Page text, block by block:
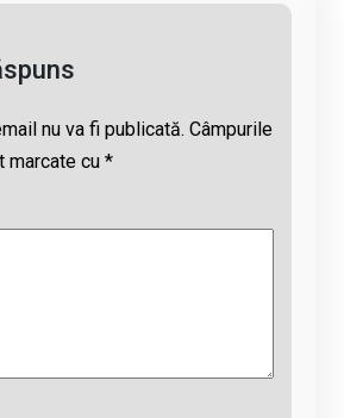
nu va fi publicată. Câmpurile
marcate cu *